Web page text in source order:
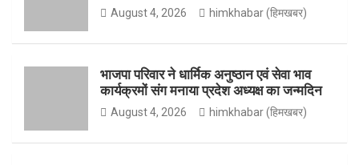
a
August 4, 2026 himkhabar (हिमखबर)
भाजपा परिवार ने धार्मिक अनुष्ठान एवं सेवा भाव
कार्यक्रमों संग मनाया प्रदेश अध्यक्ष का जन्मदिन
August 4, 2026 himkhabar (हिमखबर)